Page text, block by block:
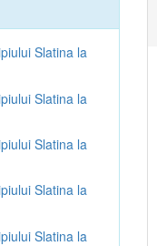
Slatina la
Slatina la
Slatina la
Slatina la
Slatina la